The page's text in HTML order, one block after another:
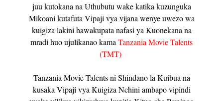
juu kutokana na Uthubutu wake katika kuzunguka
Mikoani kutafuta Vipaji vya vijana wenye uwezo wa
kuigiza lakini hawakupata nafasi ya Kuonekana na
mradi huo ujulikanao kama Tanzania Movie Talents
(TMT)
Tanzania Movie Talents ni Shindano la Kuibua na
kusaka Vipaji vya Kuigiza Nchini ambapo vipindi